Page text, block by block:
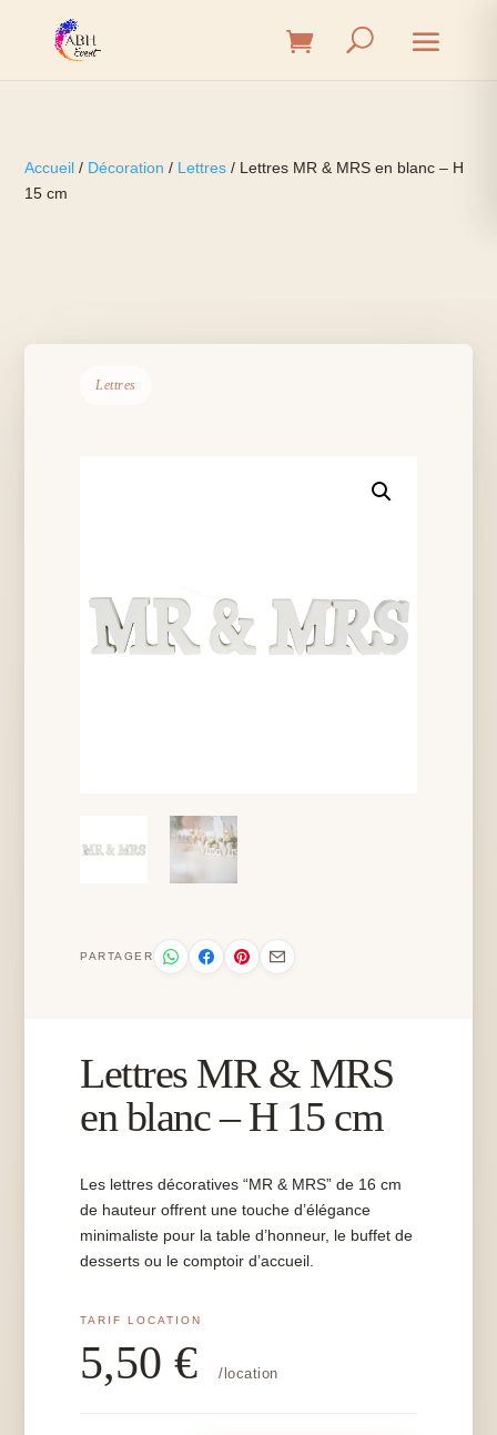
Accueil / Décoration / Lettres / Lettres MR & MRS en blanc – H
15 cm
Lettres
PARTAGER
Lettres MR & MRS
en blanc – H 15 cm
Les lettres décoratives “MR & MRS” de 16 cm
de hauteur offrent une touche d’élégance
minimaliste pour la table d’honneur, le buffet de
desserts ou le comptoir d’accueil.
5,50€ /location